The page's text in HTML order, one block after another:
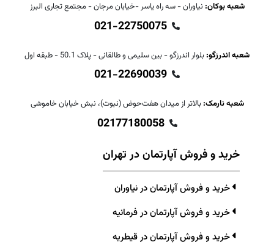
شعبه بوکان: نیاوران - سه راه یاسر -خیابان مرجان - مجتمع تجاری البرز
021-22750075
شعبه اندرزگو: بلوار اندرزگو - بین سلیمی و طالقانی - پلاک 50.1 - طبقه اول
021-22690039
شعبه نارمک: بالاتر از میدان هفت‌حوض (نبوت)، نبش خیابان خاموشی
02177180058
خرید و فروش آپارتمان در تهران
خرید و فروش آپارتمان در نیاوران
خرید و فروش آپارتمان در فرمانیه
خرید و فروش آپارتمان در قیطریه